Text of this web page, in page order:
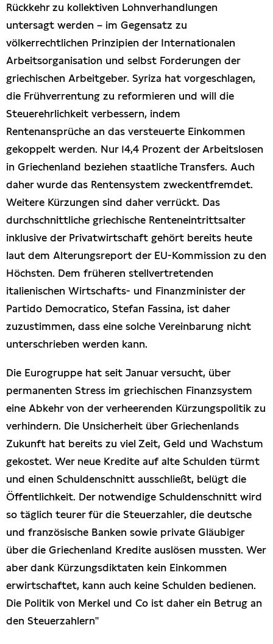
Rückkehr zu kollektiven Lohnverhandlungen
untersagt werden – im Gegensatz zu
völkerrechtlichen Prinzipien der Internationalen
Arbeitsorganisation und selbst Forderungen der
griechischen Arbeitgeber. Syriza hat vorgeschlagen,
die Frühverrentung zu reformieren und will die
Steuerehrlichkeit verbessern, indem
Rentenansprüche an das versteuerte Einkommen
gekoppelt werden. Nur 14,4 Prozent der Arbeitslosen
in Griechenland beziehen staatliche Transfers. Auch
daher wurde das Rentensystem zweckentfremdet.
Weitere Kürzungen sind daher verrückt. Das
durchschnittliche griechische Renteneintrittsalter
inklusive der Privatwirtschaft gehört bereits heute
laut dem Alterungsreport der EU-Kommission zu den
Höchsten. Dem früheren stellvertretenden
italienischen Wirtschafts- und Finanzminister der
Partido Democratico, Stefan Fassina, ist daher
zuzustimmen, dass eine solche Vereinbarung nicht
unterschrieben werden kann.
Die Eurogruppe hat seit Januar versucht, über
permanenten Stress im griechischen Finanzsystem
eine Abkehr von der verheerenden Kürzungspolitik zu
verhindern. Die Unsicherheit über Griechenlands
Zukunft hat bereits zu viel Zeit, Geld und Wachstum
gekostet. Wer neue Kredite auf alte Schulden türmt
und einen Schuldenschnitt ausschließt, belügt die
Öffentlichkeit. Der notwendige Schuldenschnitt wird
so täglich teurer für die Steuerzahler, die deutsche
und französische Banken sowie private Gläubiger
über die Griechenland Kredite auslösen mussten. Wer
aber dank Kürzungsdiktaten kein Einkommen
erwirtschaftet, kann auch keine Schulden bedienen.
Die Politik von Merkel und Co ist daher ein Betrug an
den Steuerzahlern"